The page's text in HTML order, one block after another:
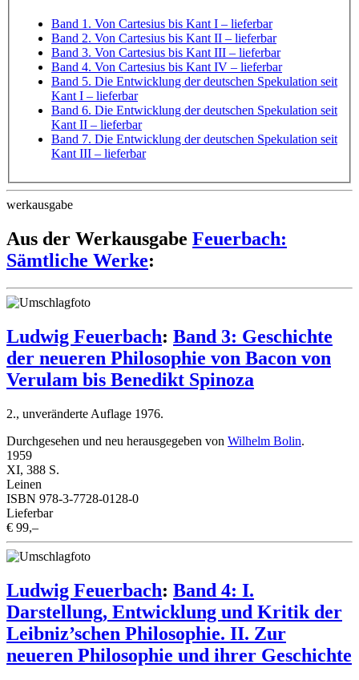
Band 1. Von Cartesius bis Kant I – lieferbar
Band 2. Von Cartesius bis Kant II – lieferbar
Band 3. Von Cartesius bis Kant III – lieferbar
Band 4. Von Cartesius bis Kant IV – lieferbar
Band 5. Die Entwicklung der deutschen Spekulation seit
Kant I – lieferbar
Band 6. Die Entwicklung der deutschen Spekulation seit
Kant II – lieferbar
Band 7. Die Entwicklung der deutschen Spekulation seit
Kant III – lieferbar
werkausgabe
Aus der Werkausgabe Feuerbach:
Sämtliche Werke:
Ludwig Feuerbach: Band 3: Geschichte
der neueren Philosophie von Bacon von
Verulam bis Benedikt Spinoza
2., unveränderte Auflage 1976.
Durchgesehen und neu herausgegeben von Wilhelm Bolin.
1959
XI, 388 S.
Leinen
ISBN 978-3-7728-0128-0
Lieferbar
€ 99,–
Ludwig Feuerbach: Band 4: I.
Darstellung, Entwicklung und Kritik der
Leibniz’schen Philosophie. II. Zur
neueren Philosophie und ihrer Geschichte